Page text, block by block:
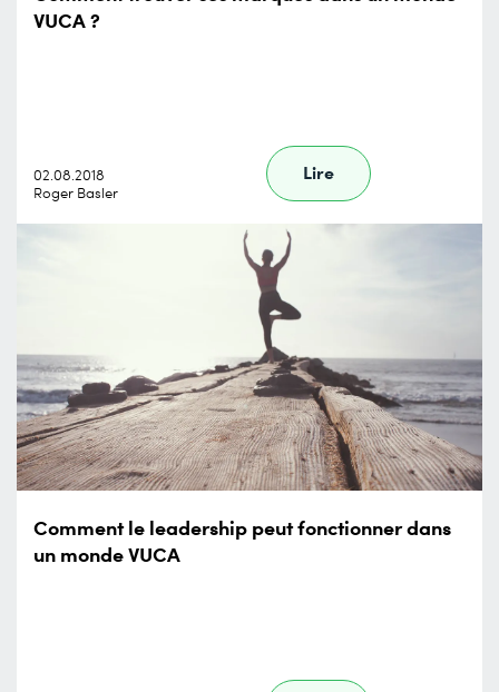
VUCA ?
02.08.2018
Roger Basler
Lire
Comment le leadership peut fonctionner dans
un monde VUCA